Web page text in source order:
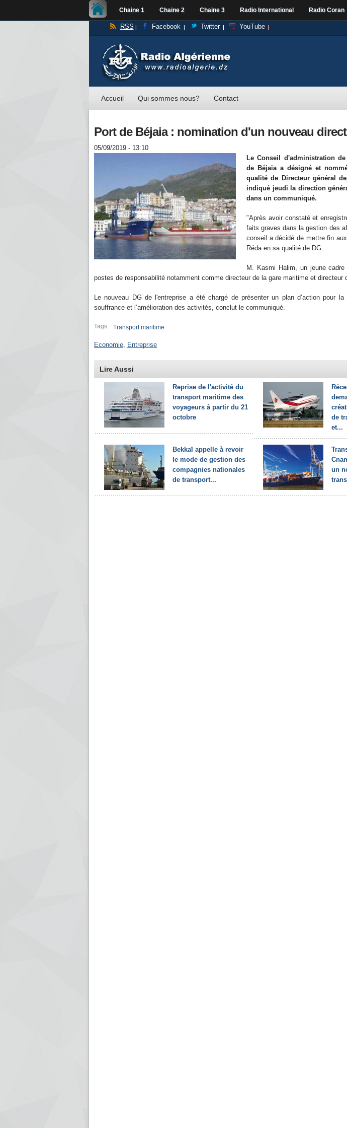
Chaine 1 Chaine 2 Chaine 3 Radio International Radio Coran
RSS Facebook Twitter YouTube
Accueil Qui sommes nous? Contact
Port de Béjaia : nomination d'un nouveau
05/09/2019 - 13:10
Le Conseil d'administration
de Béjaia a désigné et
qualité de Directeur général
indiqué jeudi la direction
dans un communiqué.
"Après avoir constaté et
faits graves dans la gestion des
conseil a décidé de mettre fin
Réda en sa qualité de DG.
M. Kasmi Halim, un jeune
postes de responsabilité notamment comme directeur de la gare maritime et directeur
Le nouveau DG de l'entreprise a été chargé de présenter un plan d’action pour
souffrance et l’amélioration des activités, conclut le communiqué.
Tags: Transport maritime
Economie, Entreprise
Lire Aussi
Reprise de l'activité du
transport maritime des
voyageurs à partir du 21
octobre
de
et...
Bekkaï appelle à revoir
le mode de gestion des
compagnies nationales
de transport...
un